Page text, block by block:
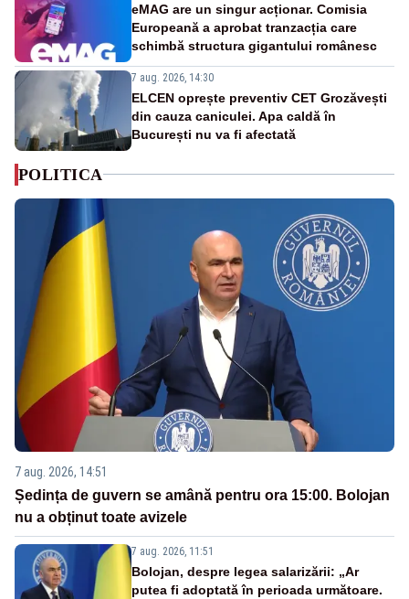
eMAG are un singur acționar. Comisia
Europeană a aprobat tranzacția care
schimbă structura gigantului românesc
7 aug. 2026, 14:30
ELCEN oprește preventiv CET Grozăvești
din cauza caniculei. Apa caldă în
București nu va fi afectată
POLITICA
7 aug. 2026, 14:51
Ședința de guvern se amână pentru ora 15:00. Bolojan
nu a obținut toate avizele
7 aug. 2026, 11:51
Bolojan, despre legea salarizării: „Ar
putea fi adoptată în perioada următoare.